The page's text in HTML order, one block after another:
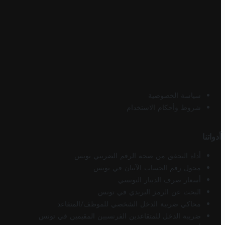
سياسة الخصوصية
شروط وأحكام الاستخدام
أدواتنا
أداة التحقق من صحة الرقم الضريبي تونس
محول رقم الحساب الآيبان في تونس
أسعار صرف الدينار التونسي
البحث عن الرمز البريدي في تونس
محاكي ضريبة الدخل الشخصي للموظف/المتقاعد
ضريبة الدخل للمتقاعدين الفرنسيين المقيمين في تونس